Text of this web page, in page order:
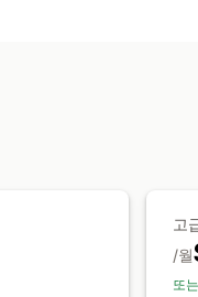
수동 업데이트
고
/월
또